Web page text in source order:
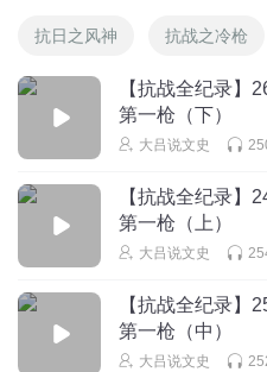
抗日之风神 抗战之冷枪
【抗战全纪录】
第一枪（下）
大吕说文史
【抗战全纪录】
第一枪（上）
大吕说文史
【抗战全纪录】
第一枪（中）
大吕说文史